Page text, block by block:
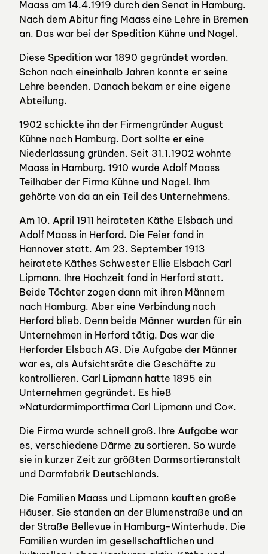
Maass am 14.4.1919 durch den Senat in Hamburg.
Nach dem Abitur fing Maass eine Lehre in Bremen
an. Das war bei der Spedition Kühne und Nagel.
Diese Spedition war 1890 gegründet worden.
Schon nach eineinhalb Jahren konnte er seine
Lehre beenden. Danach bekam er eine eigene
Abteilung.
1902 schickte ihn der Firmengründer August
Kühne nach Hamburg. Dort sollte er eine
Niederlassung gründen. Seit 31.1.1902 wohnte
Maass in Hamburg. 1910 wurde Adolf Maass
Teilhaber der Firma Kühne und Nagel. Ihm
gehörte von da an ein Teil des Unternehmens.
Am 10. April 1911 heirateten Käthe Elsbach und
Adolf Maass in Herford. Die Feier fand in
Hannover statt. Am 23. September 1913
heiratete Käthes Schwester Ellie Elsbach Carl
Lipmann. Ihre Hochzeit fand in Herford statt.
Beide Töchter zogen dann mit ihren Männern
nach Hamburg. Aber eine Verbindung nach
Herford blieb. Denn beide Männer wurden für ein
Unternehmen in Herford tätig. Das war die
Herforder Elsbach AG. Die Aufgabe der Männer
war es, als Aufsichtsräte die Geschäfte zu
kontrollieren. Carl Lipmann hatte 1895 ein
Unternehmen gegründet. Es hieß
»Naturdarmimportfirma Carl Lipmann und Co«.
Die Firma wurde schnell groß. Ihre Aufgabe war
es, verschiedene Därme zu sortieren. So wurde
sie in kurzer Zeit zur größten Darmsortieranstalt
und Darmfabrik Deutschlands.
Die Familien Maass und Lipmann kauften große
Häuser. Sie standen an der Blumenstraße und an
der Straße Bellevue in Hamburg-Winterhude. Die
Familien wurden im gesellschaftlichen und